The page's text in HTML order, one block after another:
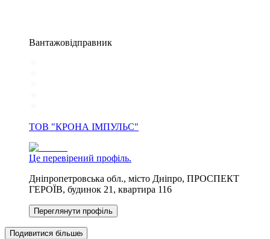
Вантажовідправник
ТОВ "КРОНА ІМПУЛЬС"
Це перевірений профіль.
Дніпропетровська обл., місто Дніпро, ПРОСПЕКТ
ГЕРОЇВ, будинок 21, квартира 116
Переглянути профіль
Подивитися більше